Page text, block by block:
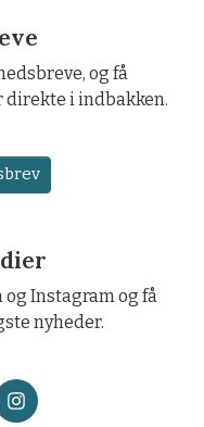
og få
i indbakken.
og Instagram og få
nyheder.